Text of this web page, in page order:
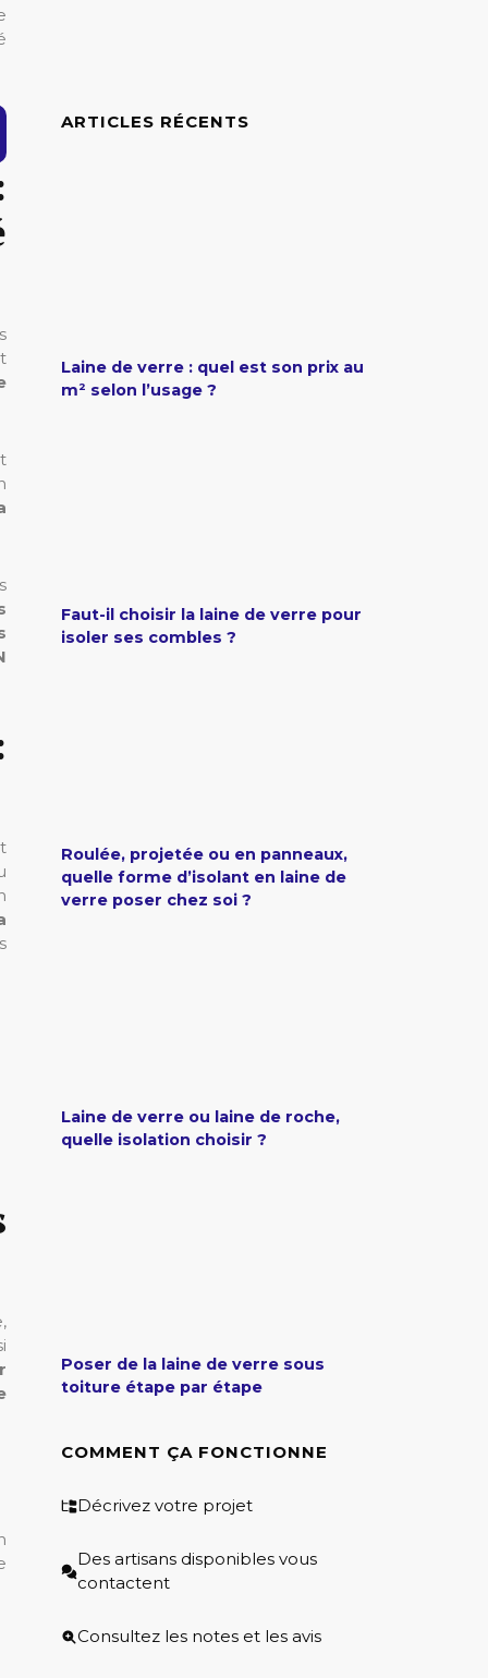
ARTICLES RÉCENTS
Laine de verre : quel est son prix au
m² selon l’usage ?
Faut-il choisir la laine de verre pour
isoler ses combles ?
Roulée, projetée ou en panneaux,
quelle forme d’isolant en laine de
verre poser chez soi ?
Laine de verre ou laine de roche,
quelle isolation choisir ?
Poser de la laine de verre sous
toiture étape par étape
COMMENT ÇA FONCTIONNE
Décrivez votre projet
Des artisans disponibles vous
contactent
Consultez les notes et les avis